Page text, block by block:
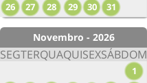
26
27 28 29 30 31
Novembro - 2026
SEGTERQUAQUISEXSÁBDOM
1